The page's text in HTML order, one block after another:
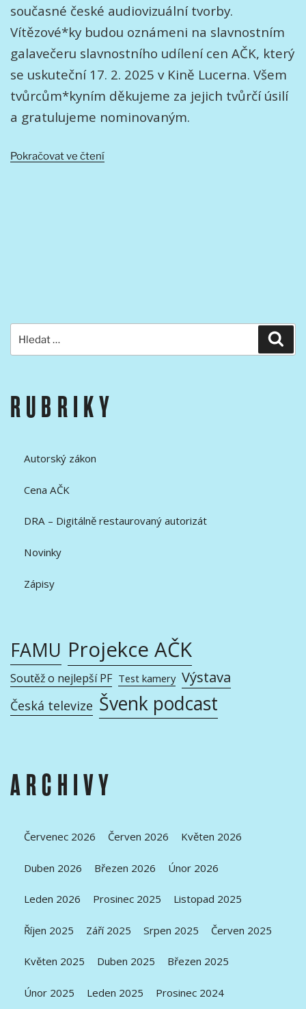
současné české audiovizuální tvorby.
Vítězové*ky budou oznámeni na slavnostním
galavečeru slavnostního udílení cen AČK, který
se uskuteční 17. 2. 2025 v Kině Lucerna. Všem
tvůrcům*kyním děkujeme za jejich tvůrčí úsilí
a gratulujeme nominovaným.
Pokračovat ve čtení„Cena
RUBRIKY
Autorský zákon
Cena AČK
DRA – Digitálně restaurovaný autorizát
Novinky
Zápisy
FAMU Projekce AČK
Soutěž o nejlepší PF Test kamery Výstava
Česká televize Švenk podcast
ARCHIVY
Červenec 2026 Červen 2026 Květen 2026
Duben 2026 Březen 2026 Únor 2026
Leden 2026 Prosinec 2025 Listopad 2025
Říjen 2025 Září 2025 Srpen 2025 Červen 2025
Květen 2025 Duben 2025 Březen 2025
Únor 2025 Leden 2025 Prosinec 2024